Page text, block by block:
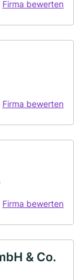
Firma bewerten
Firma bewerten
Firma bewerten
& Co.